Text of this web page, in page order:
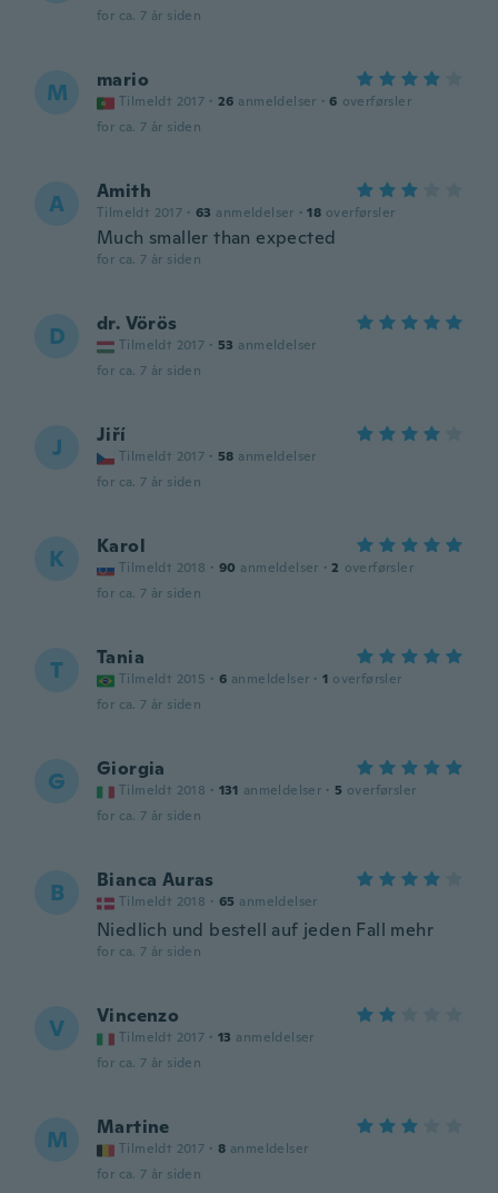
for ca. 7 år siden
M mario
Tilmeldt 2017 · 26 anmeldelser · 6 overførsler
for ca. 7 år siden
A Amith
Tilmeldt 2017 · 63 anmeldelser · 18 overførsler
Much smaller than expected
for ca. 7 år siden
D dr. Vörös
Tilmeldt 2017 · 53 anmeldelser
for ca. 7 år siden
J Jiří
Tilmeldt 2017 · 58 anmeldelser
for ca. 7 år siden
K Karol
Tilmeldt 2018 · 90 anmeldelser · 2 overførsler
for ca. 7 år siden
T Tania
Tilmeldt 2015 · 6 anmeldelser · 1 overførsler
for ca. 7 år siden
G Giorgia
Tilmeldt 2018 · 131 anmeldelser · 5 overførsler
for ca. 7 år siden
B Bianca Auras
Tilmeldt 2018 · 65 anmeldelser
Niedlich und bestell auf jeden Fall mehr
for ca. 7 år siden
V Vincenzo
Tilmeldt 2017 · 13 anmeldelser
for ca. 7 år siden
M Martine
Tilmeldt 2017 · 8 anmeldelser
for ca. 7 år siden